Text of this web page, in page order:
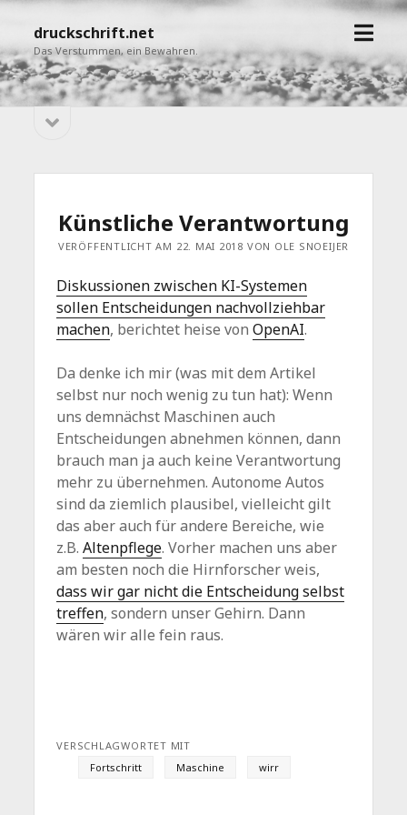
druckschrift.net
Das Verstummen, ein Bewahren.
Menü
Sidebar
öffnen
Künstliche Verantwortung
VERÖFFENTLICHT AM 22. MAI 2018 VON OLE SNOEIJER
Diskussionen zwischen KI-Systemen
sollen Entscheidungen nachvollziehbar
machen, berichtet heise vonOpenAI.
Da denke ich mir (was mit dem Artikel
selbst nur noch wenig zu tun hat): Wenn
uns demnächst Maschinen auch
Entscheidungen abnehmen können, dann
brauch man ja auch keine Verantwortung
mehr zu übernehmen. Autonome Autos
sind da ziemlich plausibel, vielleicht gilt
das aber auch für andere Bereiche, wie
z.B.Altenpflege. Vorher machen uns aber
am besten noch die Hirnforscher weis,
dass wir gar nicht die Entscheidung selbst
treffen, sondern unser Gehirn. Dann
wären wir alle fein raus.
VERSCHLAGWORTET MIT
Fortschritt
Maschine wirr